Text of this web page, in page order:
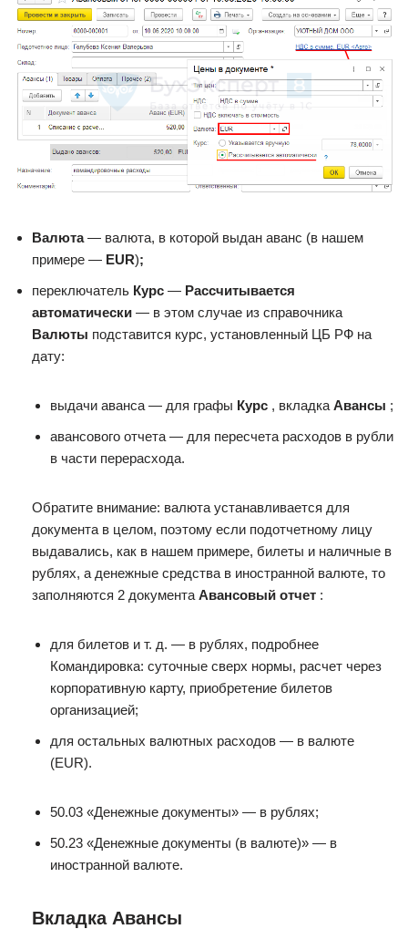
Валюта— валюта, в которой выдан аванс (в нашем
примере — EUR);
переключатель Курс — Рассчитывается
автоматически — в этом случае из справочника
Валюты подставится курс, установленный ЦБ РФ на
дату:
выдачи аванса — для графы Курс , вкладка Авансы ;
авансового отчета — для пересчета расходов в рубли
в части перерасхода.
Обратите внимание: валюта устанавливается для
документа в целом, поэтому если подотчетному лицу
выдавались, как в нашем примере, билеты и наличные в
рублях, а денежные средства в иностранной валюте, то
заполняются 2 документа Авансовый отчет :
для билетов и т. д. — в рублях, подробнее
Командировка: суточные сверх нормы, расчет через
корпоративную карту, приобретение билетов
организацией;
для остальных валютных расходов — в валюте
(EUR).
50.03 «Денежные документы» — в рублях;
50.23 «Денежные документы (в валюте)» — в
иностранной валюте.
Вкладка Авансы